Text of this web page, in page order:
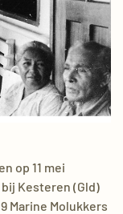
op 11 mei
Kesteren (Gld)
Marine Molukkers